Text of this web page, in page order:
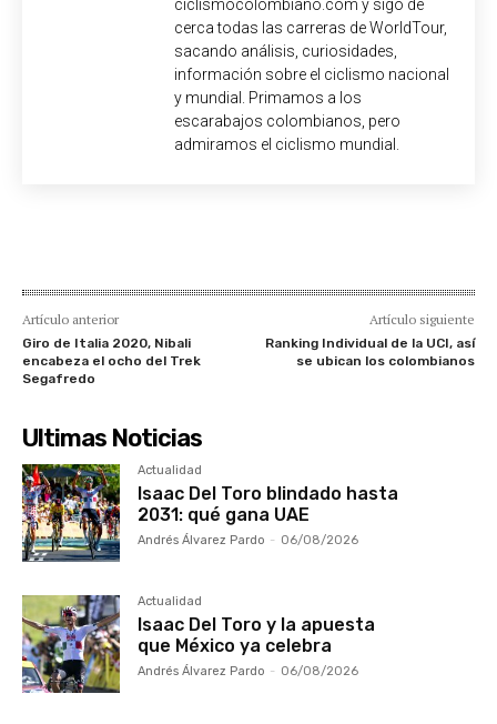
ciclismocolombiano.com y sigo de
cerca todas las carreras de WorldTour,
sacando análisis, curiosidades,
información sobre el ciclismo nacional
y mundial. Primamos a los
escarabajos colombianos, pero
admiramos el ciclismo mundial.
Artículo anterior
Giro de Italia 2020, Nibali
encabeza el ocho del Trek
Segafredo
Artículo siguiente
Ranking Individual de la UCI, así
se ubican los colombianos
Ultimas Noticias
Actualidad
Isaac Del Toro blindado hasta
2031: qué gana UAE
Andrés Álvarez Pardo - 06/08/2026
Actualidad
Isaac Del Toro y la apuesta
que México ya celebra
Andrés Álvarez Pardo - 06/08/2026